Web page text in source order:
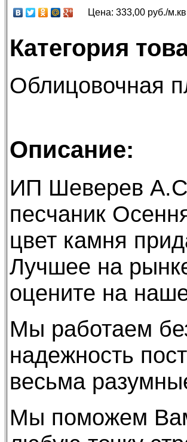
Цена: 333,00 руб./
Категория
Облицовочная
Описание:
ИП Шеверев
песчаник
цвет камня
Лучшее на
оцените на
Мы работаем
надежность
весьма
Мы поможем